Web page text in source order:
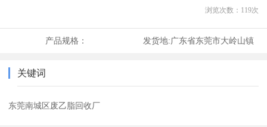
浏览次数： 119次
产品规格： 发货地:广东省东莞市大岭山镇
关键词
东莞南城区废乙脂回收厂